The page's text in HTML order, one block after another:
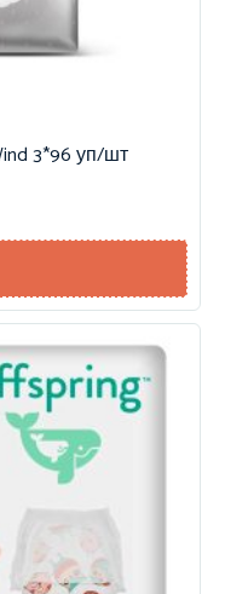
3*96 уп/шт